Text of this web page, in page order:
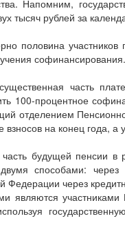
Напомним,
тысяч рублей за
половина
софинансирования.
часть
100-процентное
отделением
взносов на конец года,
будущей пенсии
способами: через
Федерации через
являются